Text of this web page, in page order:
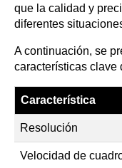
que la calidad y
diferentes
A continuación, se
características clave
Característica
Resolución
Velocidad de